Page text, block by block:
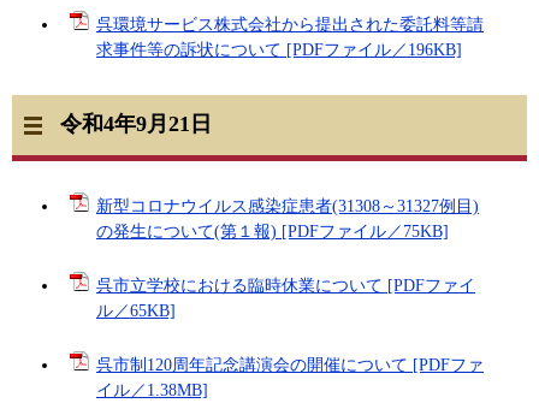
呉環境サービス株式会社から提出された委託料等請
求事件等の訴状について [PDFファイル／196KB]
令和4年9月21日
新型コロナウイルス感染症患者(31308～31327例目)
の発生について(第１報) [PDFファイル／75KB]
呉市立学校における臨時休業について [PDFファイ
ル／65KB]
呉市制120周年記念講演会の開催について [PDFファ
イル／1.38MB]